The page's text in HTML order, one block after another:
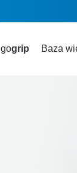
gogrip Baza